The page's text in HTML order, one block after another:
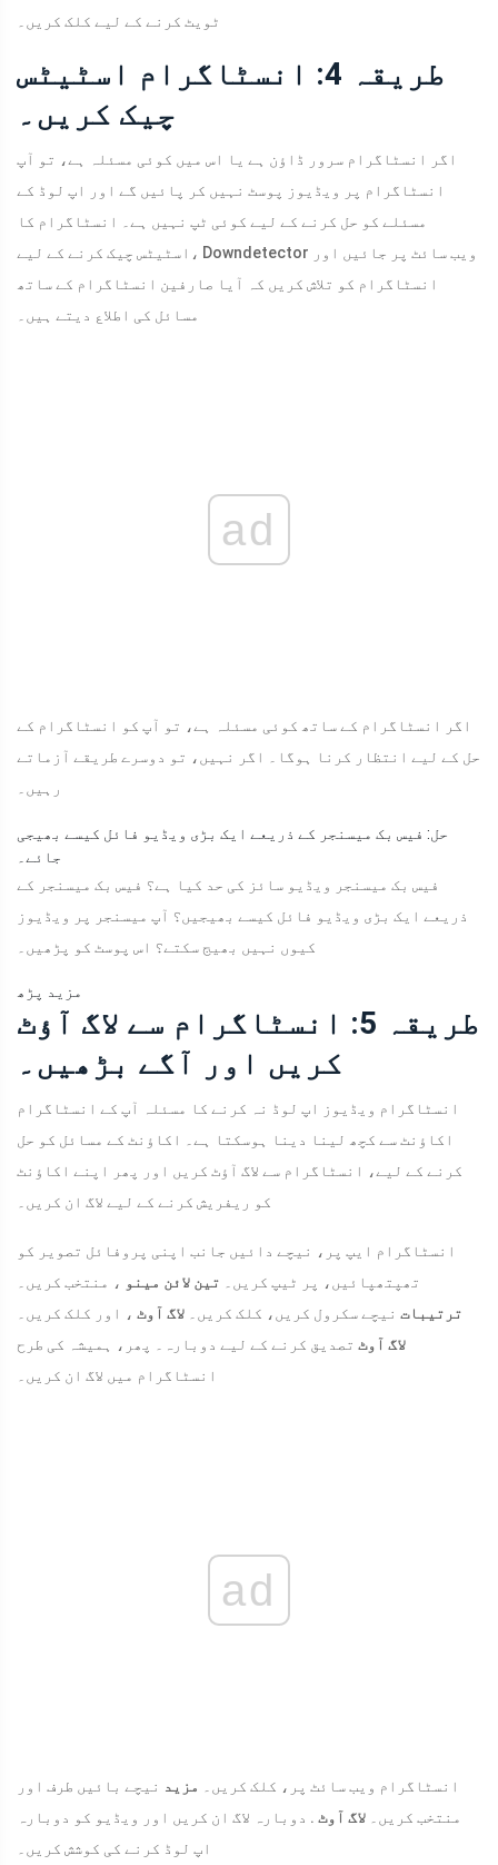
ٹویٹ کرنے کے لیے کلک کریں۔
طریقہ 4: انسٹاگرام اسٹیٹس
چیک کریں۔
اگر انسٹاگرام سرور ڈاؤن ہے یا اس میں کوئی مسئلہ ہے، تو آپ
انسٹاگرام پر ویڈیوز پوسٹ نہیں کر پائیں گے اور اپ لوڈ کے
مسئلے کو حل کرنے کے لیے کوئی ٹپ نہیں ہے۔ انسٹاگرام کا
اسٹیٹس چیک کرنے کے لیے، Downdetector ویب سائٹ پر جائیں اور
انسٹاگرام کو تلاش کریں کہ آیا صارفین انسٹاگرام کے ساتھ
مسائل کی اطلاع دیتے ہیں۔
ad
اگر انسٹاگرام کے ساتھ کوئی مسئلہ ہے، تو آپ کو انسٹاگرام کے
حل کے لیے انتظار کرنا ہوگا۔ اگر نہیں، تو دوسرے طریقے آزماتے
رہیں۔
حل: فیس بک میسنجر کے ذریعے ایک بڑی ویڈیو فائل کیسے بھیجی
جائے۔
فیس بک میسنجر ویڈیو سائز کی حد کیا ہے؟ فیس بک میسنجر کے
ذریعے ایک بڑی ویڈیو فائل کیسے بھیجیں؟ آپ میسنجر پر ویڈیوز
کیوں نہیں بھیج سکتے؟ اس پوسٹ کو پڑھیں۔
مزید پڑھ
طریقہ 5: انسٹاگرام سے لاگ آؤٹ
کریں اور آگے بڑھیں۔
انسٹاگرام ویڈیوز اپ لوڈ نہ کرنے کا مسئلہ آپ کے انسٹاگرام
اکاؤنٹ سے کچھ لینا دینا ہوسکتا ہے۔ اکاؤنٹ کے مسائل کو حل
کرنے کے لیے، انسٹاگرام سے لاگ آؤٹ کریں اور پھر اپنے اکاؤنٹ
کو ریفریش کرنے کے لیے لاگ ان کریں۔
انسٹاگرام ایپ پر، نیچے دائیں جانب اپنی پروفائل تصویر کو
تھپتھپائیں، پر ٹیپ کریں۔ تین لائن مینو ، منتخب کریں۔
ترتیبات نیچے سکرول کریں، کلک کریں۔ لاگ آوٹ ، اور کلک کریں۔
لاگ آوٹ تصدیق کرنے کے لیے دوبارہ۔ پھر، ہمیشہ کی طرح
انسٹاگرام میں لاگ ان کریں۔
ad
انسٹاگرام ویب سائٹ پر، کلک کریں۔ مزید نیچے بائیں طرف اور
منتخب کریں۔ لاگ آوٹ . دوبارہ لاگ ان کریں اور ویڈیو کو دوبارہ
اپ لوڈ کرنے کی کوشش کریں۔